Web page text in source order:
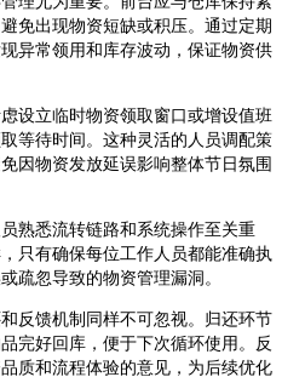
免出现物资短缺或积压。通过定期
异常领用和库存波动，保证物资供
设立临时物资领取窗口或增设值班
等待时间。这种灵活的人员调配策
因物资发放延误影响整体节日氛围
熟悉流转链路和系统操作至关重
只有确保每位工作人员都能准确执
疏忽导致的物资管理漏洞。
反馈机制同样不可忽视。归还环节
完好回库，便于下次循环使用。反
质和流程体验的意见，为后续优化